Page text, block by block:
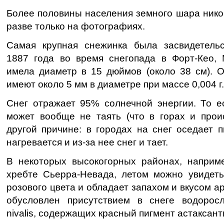
Более половины населения земного шара
разве только на фотографиях.
Самая крупная снежинка была
1887 года во время снегопада в Форт-
имела диаметр в 15 дюймов (около 38 см).
имеют около 5 мм в диаметре при массе 0,004 г.
Снег отражает 95% солнечной энергии. То
может вообще не таять (что в горах и
другой причине: в городах на снег оседает
нагревается и из-за нее снег и тает.
В некоторых высокогорных районах,
хребте Сьерра-Невада, летом можно
розового цвета и обладает запахом и вкусом
обусловлен присутствием в снеге
nivalis, содержащих красный пигмент